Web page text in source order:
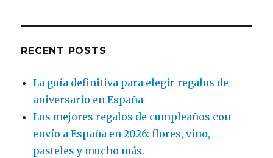
RECENT POSTS
La guía definitiva para elegir regalos de
aniversario en España
Los mejores regalos de cumpleaños con
envío a España en 2026: flores, vino,
pasteles y mucho más.